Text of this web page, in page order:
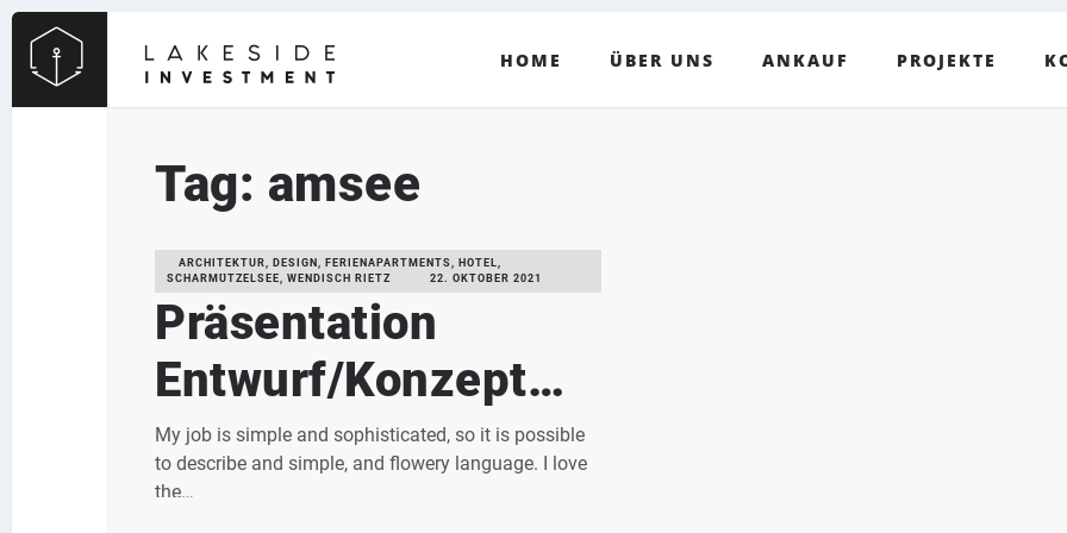
HOME ÜBER UNS ANKAUF PROJEKTE
Tag: amsee
ARCHITEKTUR, DESIGN, FERIENAPARTMENTS, HOTEL,
SCHARMÜTZELSEE, WENDISCH RIETZ
22. OKTOBER 2021
Präsentation
Entwurf/Konzept
“Lakeside
Scharmützelsee”
My job is simple and sophisticated, so it is possible
to describe and simple, and flowery language. I love
the…